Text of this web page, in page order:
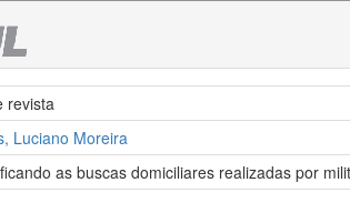
revista
Luciano Moreira
as buscas domiciliares realizadas por